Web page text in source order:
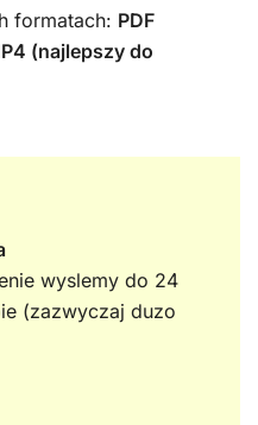
formatach: PDF
(najlepszy do
wyslemy do 24
(zazwyczaj duzo